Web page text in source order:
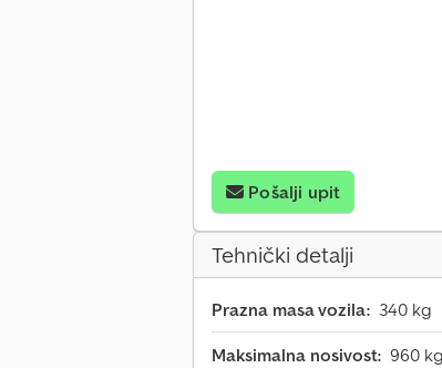
Pošalji upit
Tehnički detalji
Prazna masa vozila: 340 kg
Maksimalna nosivost: 960 kg